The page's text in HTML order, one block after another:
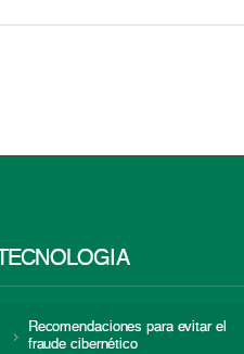
TECNOLOGÍA
Recomendaciones para evitar el
fraude cibernético